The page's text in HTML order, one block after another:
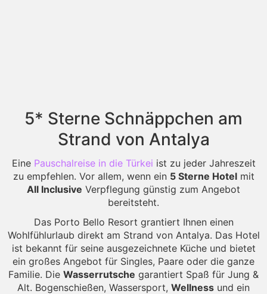
5* Sterne Schnäppchen am
Strand von Antalya
Eine Pauschalreise in die Türkei ist zu jeder Jahreszeit
zu empfehlen. Vor allem, wenn ein 5 Sterne Hotelmit
All Inclusive Verpflegung günstig zum Angebot
bereitsteht.
Das Porto Bello Resort grantiert Ihnen einen
Wohlfühlurlaub direkt am Strand von Antalya. Das Hotel
ist bekannt für seine ausgezeichnete Küche und bietet
ein großes Angebot für Singles, Paare oder die ganze
Familie. Die Wasserrutsche garantiert Spaß für Jung &
Alt. Bogenschießen, Wassersport, Wellness und ein